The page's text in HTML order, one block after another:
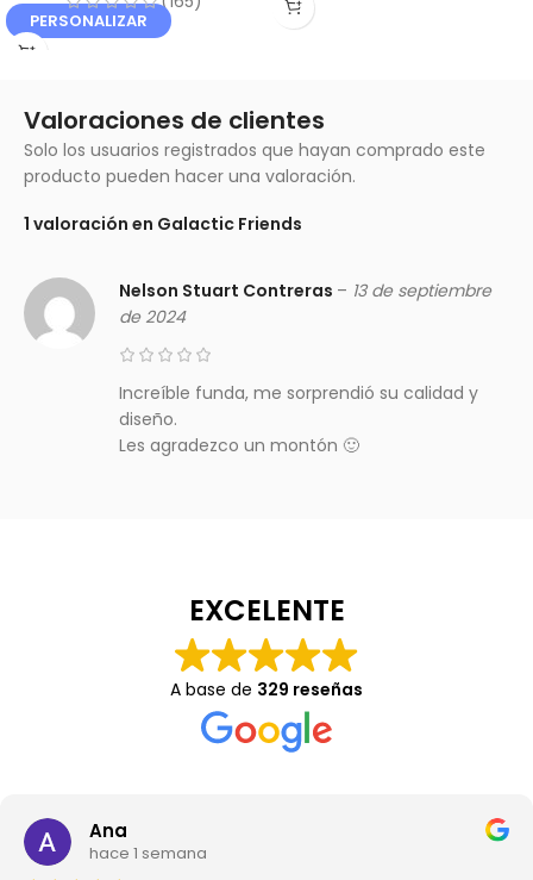
PERSONALIZAR
Valoraciones de clientes
1 valoración en Galactic Friends
Nelson Stuart Contreras – 13 de septiembre
de 2024
Increíble funda, me sorprendió su calidad y
diseño.
Les agradezco un montón 🙂
Solo los usuarios registrados que hayan comprado este
producto pueden hacer una valoración.
EXCELENTE
A base de 329 reseñas
Ana
hace 1 semana